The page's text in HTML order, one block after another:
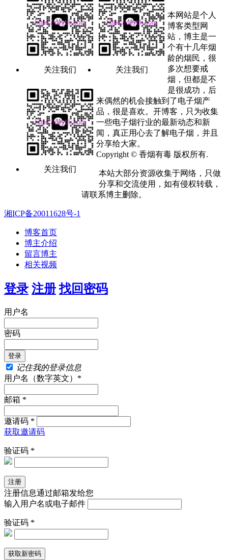
关注我们 关注我们
关注我们
本网站是个人
博客类型网
站，博主是一
个有十几年烟
龄的烟民，很
多次想要戒
烟，但都是不
是很成功，后
来偶然的机会接触到了电子烟产
品，很是喜欢。开博客，只为收集
一些电子烟行业的最新动态和新
闻，真正用心去了解电子烟，并且
分享给大家。
Copyright © 香烟有毒 版权所有.
本站大部分资源收集于网络，只做
分享和交流使用，如有侵权转载，
请联系博主删除。
湘ICP备20011628号-1
博客首页
博主介绍
留言博主
相关视频
登录 注册 找回密码
用户名
密码
记住我的登录信息
用户名（数字英文）*
邮箱 *
邀请码 *
获取邀请码
验证码 *
注册信息通过邮箱发给您
输入用户名或电子邮件
验证码 *